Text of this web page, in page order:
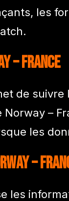
les
– France
de
–
les
–
les